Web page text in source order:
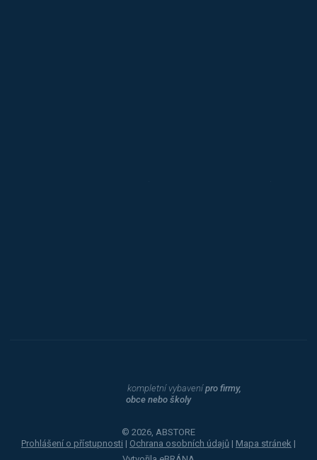
kompletní vybavenípro firmy,
obce nebo školy
© 2026, ABSTORE
Prohlášení o přístupnosti | Ochrana osobních údajů | Mapa stránek |